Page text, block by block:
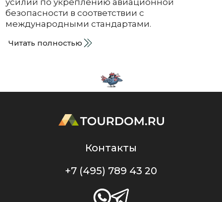
безопасности в соответствии с
международными стандартами.
Читать полностью
Контакты
+7 (495) 789 43 20